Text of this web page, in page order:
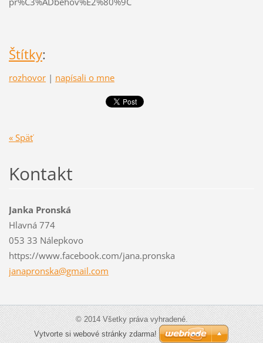
Štítky:
rozhovor | napísali o mne
« Späť
Kontakt
Janka Pronská
Hlavná 774
053 33 Nálepkovo
https://www.facebook.com/jana.pronska
janapronska@gmail.com
© 2014 Všetky práva vyhradené.
Vytvorte si webové stránky zdarma!